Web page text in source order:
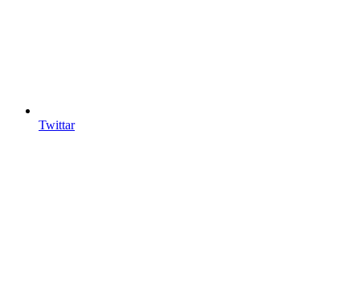
Twittar